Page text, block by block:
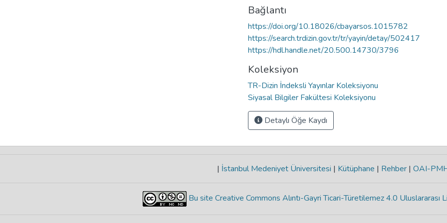
Bağlantı
https://doi.org/10.18026/cbayarsos.1015782
https://search.trdizin.gov.tr/tr/yayin/detay/502417
https://hdl.handle.net/20.500.14730/3796
Koleksiyon
TR-Dizin İndeksli Yayınlar Koleksiyonu
Siyasal Bilgiler Fakültesi Koleksiyonu
Detaylı Öğe Kaydı
| İstanbul Medeniyet Üniversitesi | Kütüphane | Rehber | OAI-
Bu site Creative Commons Alıntı-Gayri Ticari-Türetilemez 4.0 Uluslararası